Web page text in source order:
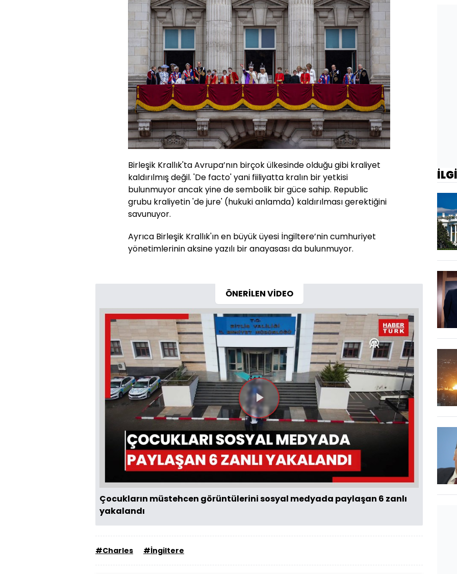
Birleşik Krallık'ta Avrupa’nın birçok ülkesinde olduğu gibi kraliyet
kaldırılmış değil. 'De facto' yani fiiliyatta kralın bir yetkisi
bulunmuyor ancak yine de sembolik bir güce sahip. Republic
grubu kraliyetin 'de jure' (hukuki anlamda) kaldırılması gerektiğini
savunuyor.
Ayrıca Birleşik Krallık'ın en büyük üyesi İngiltere’nin cumhuriyet
yönetimlerinin aksine yazılı bir anayasası da bulunmuyor.
ÖNERİLEN VİDEO
Videoyu
Oynat
Çocukların müstehcen görüntülerini sosyal medyada paylaşan 6 zanlı
yakalandı
#Charles #İngiltere